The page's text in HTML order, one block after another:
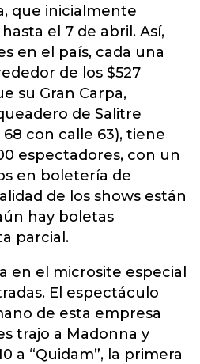
que inicialmente
el 7 de abril. Así,
en el país, cada una
de los $527
su Gran Carpa,
de Salitre
con calle 63), tiene
espectadores, con un
en boletería de
de los shows están
hay boletas
parcial.
en el microsite especial
El espectáculo
de esta empresa
trajo a Madonna y
a “Quidam”, la primera